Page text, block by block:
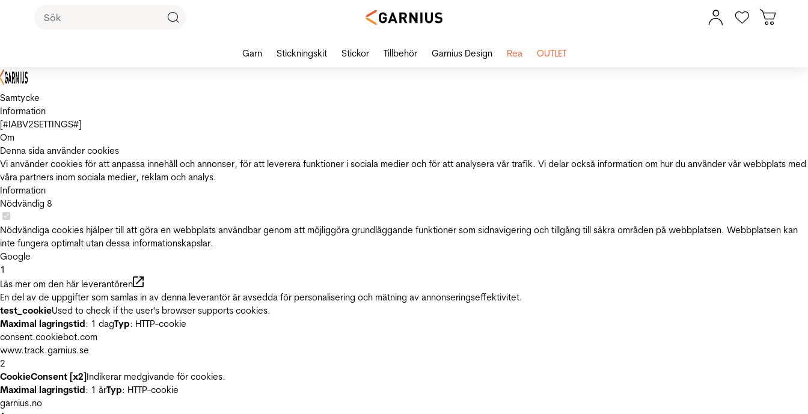
Samtycke
Information
[#IABV2SETTINGS#]
Om
Denna sida använder cookies
Vi använder cookies för att anpassa innehåll och annonser, för att leverera funktioner i sociala medier och för att analysera vår trafik. Vi delar också information om hur du använder vår webbplats med
våra partners inom sociala medier, reklam och analys.
Information
Nödvändig 8
Nödvändiga cookies hjälper till att göra en webbplats användbar genom att möjliggöra grundläggande funktioner som sidnavigering och tillgång till säkra områden på webbplatsen. Webbplatsen kan
inte fungera optimalt utan dessa informationskapslar.
Google
1
Läs mer om den här leverantören
En del av de uppgifter som samlas in av denna leverantör är avsedda för personalisering och mätning av annonseringseffektivitet.
test_cookieUsed to check if the user's browser supports cookies.
Maximal lagringstid: 1 dagTyp: HTTP-cookie
consent.cookiebot.com
www.track.garnius.se
2
CookieConsent [x2]Indikerar medgivande för cookies.
Maximal lagringstid: 1 årTyp: HTTP-cookie
garnius.no
Garn Stickningskit Stickor Tillbehör Garnius Design Rea OUTLET